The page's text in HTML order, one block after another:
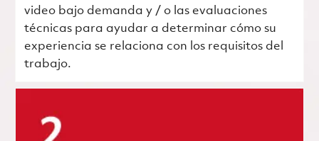
video bajo demanda y / o las evaluaciones
técnicas para ayudar a determinar cómo su
experiencia se relaciona con los requisitos del
trabajo.